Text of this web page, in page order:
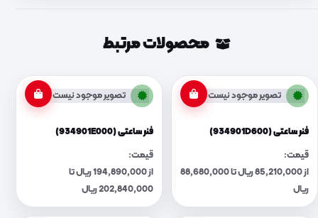
محصولات مرتبط
تصویر موجود نیست
فنر ساعتی (934901D600)
قیمت:
از 85,210,000 ریال تا 88,680,000
ریال
تصویر موجود نیست
فنر ساعتی (934901E000)
قیمت:
از 194,890,000 ریال تا
202,840,000 ریال